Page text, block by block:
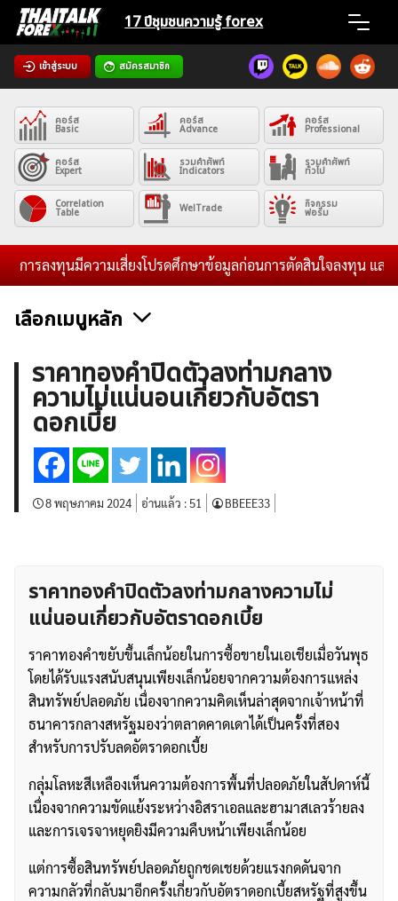
Skip
content
17 ปีชุมชนความรู้ forex
เข้าสู่ระบบ สมัครสมาชิก
Home
News
Articles
VPS Register
ค้นหา
สำหรับ:
คอร์ส
Basic
คอร์ส
Advance
คอร์ส
Professional
คอร์ส
Expert
รวมคำศัพท์
Indicators
รวมคำศัพท์
ทั่วไป
Correlation
Table WelTrade กิจกรรม
ฟอรั่ม
การลงทุนมีความเสี่ยงโปรดศึกษาข้อมูลก่อนการตัดสินใจลงทุน และไม่
เลือกเมนูหลัก
ข่าวฟอเร็กซ์และสกุลเงิน คริปโตเคอร์เรนซี
ฟรีซิกแนล รายวัน
บทวิเคราะห์
เศรษฐกิจทั่วไป ดัชนี-หุ้น
พันธบัตร
สินค้าโภคภัณฑ์
กองทุน Forex
ฟรี EA
ราคาทองคำปิดตัวลงท่ามกลาง
ความไม่แน่นอนเกี่ยวกับอัตรา
ดอกเบี้ย
8 พฤษภาคม 2024 อ่านแล้ว :51 BBEEE33
ราคาทองคำปิดตัวลงท่ามกลางความไม่
แน่นอนเกี่ยวกับอัตราดอกเบี้ย
ราคาทองคำขยับขึ้นเล็กน้อยในการซื้อขายในเอเชียเมื่อวันพุธ
โดยได้รับแรงสนับสนุนเพียงเล็กน้อยจากความต้องการแหล่ง
สินทรัพย์ปลอดภัย เนื่องจากความคิดเห็นล่าสุดจากเจ้าหน้าที่
ธนาคารกลางสหรัฐมองว่าตลาดคาดเดาได้เป็นครั้งที่สอง
สำหรับการปรับลดอัตราดอกเบี้ย
กลุ่มโลหะสีเหลืองเห็นความต้องการพื้นที่ปลอดภัยในสัปดาห์นี้
เนื่องจากความขัดแย้งระหว่างอิสราเอลและฮามาสเลวร้ายลง
และการเจรจาหยุดยิงมีความคืบหน้าเพียงเล็กน้อย
แต่การซื้อสินทรัพย์ปลอดภัยถูกชดเชยด้วยแรงกดดันจาก
ความกลัวที่กลับมาอีกครั้งเกี่ยวกับอัตราดอกเบี้ยสหรัฐที่สูงขึ้น